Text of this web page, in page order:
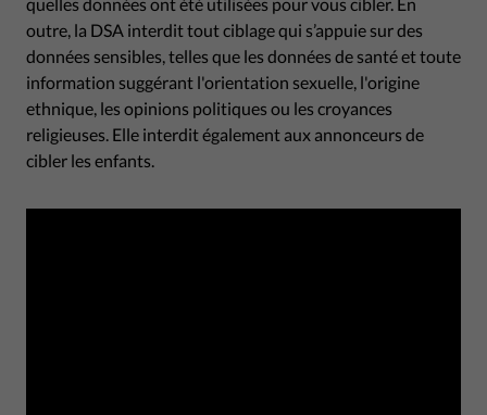
outre, la DSA interdit tout ciblage qui s’appuie sur des
données sensibles, telles que les données de santé et toute
information suggérant l'orientation sexuelle, l'origine
ethnique, les opinions politiques ou les croyances
religieuses. Elle interdit également aux annonceurs de
cibler les enfants.